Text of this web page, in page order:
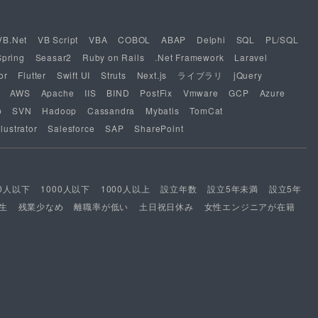
VB Script VBA COBOL ABAP Delphi SQL
PL/SQL
Seasar2 Ruby on Rails .Net Framework
Laravel
Flutter Swift UI Struts Next.js ライブラリ
jQuery
AWS
Apache IIS BIND PostFix Vmware GCP
Azure
SVN Hadoop Cassandra Mybatis
TomCat
Salesforce SAP SharePoint
以下 1000人以下 1000人以上 設立年数 設立5年未満
設立5年
残業少なめ 離職率が低い 土日祝日休み 女性エンジニアが在籍